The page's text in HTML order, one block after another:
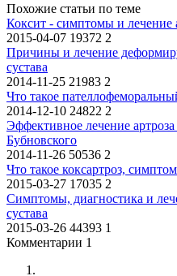
Похожие статьи по теме
Коксит - симптомы и лечение
2015-04-07 19372 2
Причины и лечение
сустава
2014-11-25 21983 2
Что такое
2014-12-10 24822 2
Эффективное лечение
Бубновского
2014-11-26 50536 2
Что такое коксартроз,
2015-03-27 17035 2
Симптомы, диагностика и
сустава
2015-03-26 44393 1
Комментарии 1